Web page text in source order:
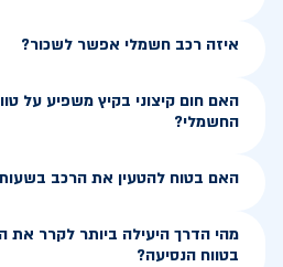
איזה רכב חשמלי אפשר לשכור?
האם חום קיצוני בקיץ משפיע על
החשמלי?
האם בטוח להטעין את הרכב
מהי הדרך היעילה ביותר לקרר את
בטווח הנסיעה?